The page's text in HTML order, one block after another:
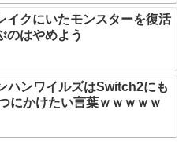
イクにいたモンスターを復活
のはやめよう
ハンワイルズはSwitch2にも
にかけたい言葉ｗｗｗｗｗ